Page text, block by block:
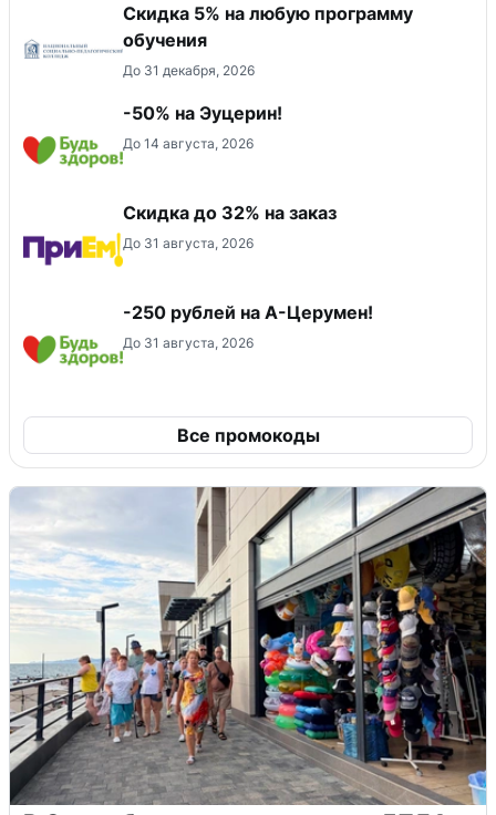
Скидка 5% на любую программу
обучения
До 31 декабря, 2026
-50% на Эуцерин!
До 14 августа, 2026
Скидка до 32% на заказ
До 31 августа, 2026
-250 рублей на А-Церумен!
До 31 августа, 2026
Все промокоды